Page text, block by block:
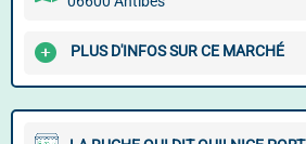
PLUS D'INFOS SUR CE MARCHÉ